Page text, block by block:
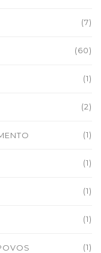
(7)
(60)
(1)
(2)
(1)
(1)
(1)
(1)
(1)